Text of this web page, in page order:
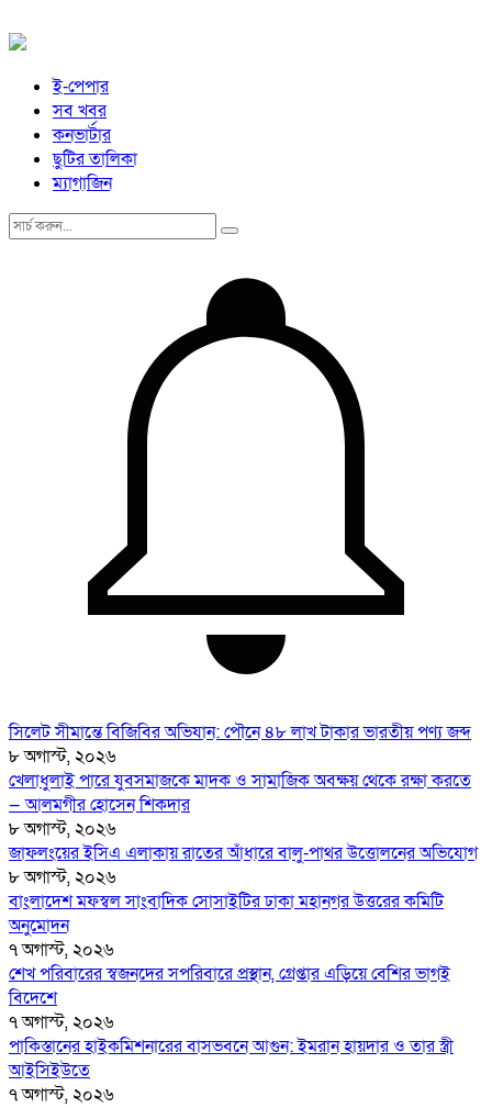
ই-পেপার
সব খবর
কনভার্টার
ছুটির তালিকা
ম্যাগাজিন
সিলেট সীমান্তে বিজিবির অভিযান: পৌনে ৪৮ লাখ টাকার ভারতীয় পণ্য জব্দ
৮ অগাস্ট, ২০২৬
খেলাধুলাই পারে যুবসমাজকে মাদক ও সামাজিক অবক্ষয় থেকে রক্ষা করতে
— আলমগীর হোসেন শিকদার
৮ অগাস্ট, ২০২৬
জাফলংয়ের ইসিএ এলাকায় রাতের আঁধারে বালু-পাথর উত্তোলনের অভিযোগ
৮ অগাস্ট, ২০২৬
বাংলাদেশ মফস্বল সাংবাদিক সোসাইটির ঢাকা মহানগর উত্তরের কমিটি
অনুমোদন
৭ অগাস্ট, ২০২৬
শেখ পরিবারের স্বজনদের সপরিবারে প্রস্থান, গ্রেপ্তার এড়িয়ে বেশির ভাগই
বিদেশে
৭ অগাস্ট, ২০২৬
পাকিস্তানের হাইকমিশনারের বাসভবনে আগুন: ইমরান হায়দার ও তার স্ত্রী
আইসিইউতে
৭ অগাস্ট, ২০২৬